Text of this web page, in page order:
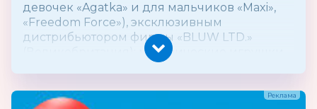
девочек «Agatka» и для мальчиков «Maxi»,
«Freedom Force»), эксклюзивным
дистрибьютором фирмы «BLUW LTD.»
(Великобритания): механические игрушки
«Egg Bods» и сенсорные музыкальные
дистрибьютором мягконабивных игрушек